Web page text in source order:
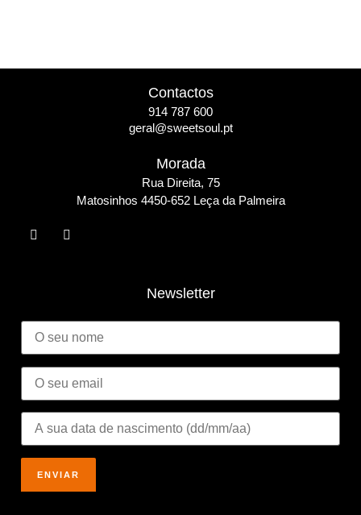
Contactos
914 787 600
geral@sweetsoul.pt
Morada
Rua Direita, 75
Matosinhos 4450-652 Leça da Palmeira
Newsletter